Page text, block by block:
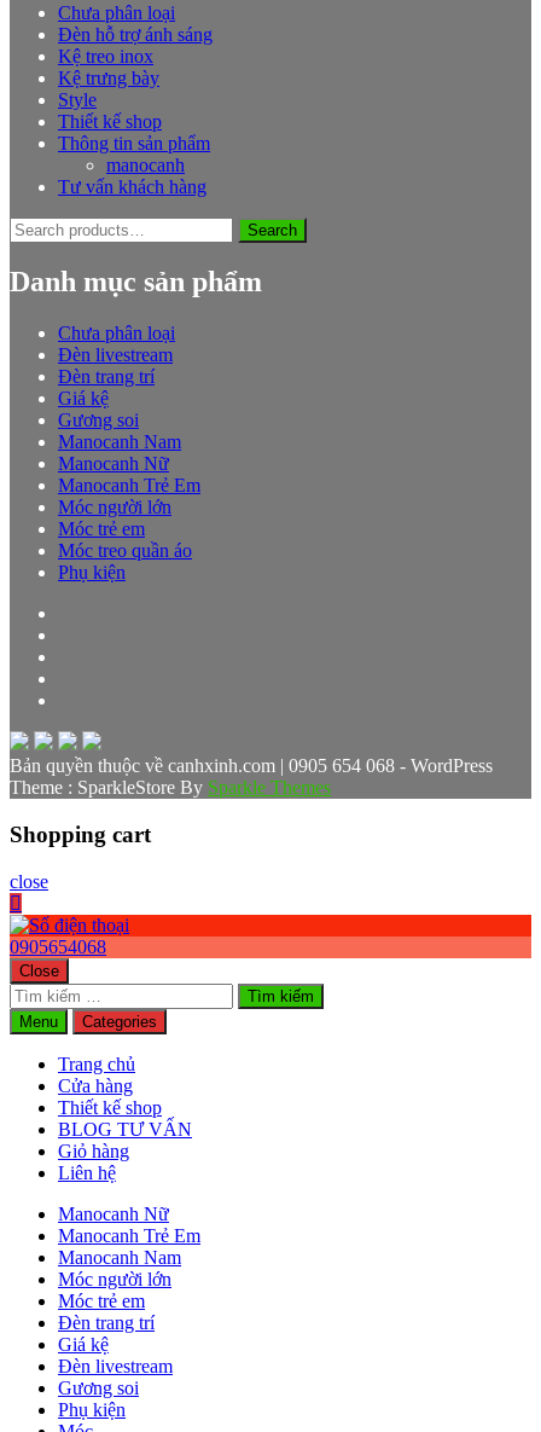
Chưa phân loại
Đèn hỗ trợ ánh sáng
Kệ treo inox
Kệ trưng bày
Style
Thiết kế shop
Thông tin sản phẩm
manocanh
Tư vấn khách hàng
Search
for:
Search
Danh mục sản phẩm
Chưa phân loại
Đèn livestream
Đèn trang trí
Giá kệ
Gương soi
Manocanh Nam
Manocanh Nữ
Manocanh Trẻ Em
Móc người lớn
Móc trẻ em
Móc treo quần áo
Phụ kiện
Bản quyền thuộc về canhxinh.com | 0905 654 068 - WordPress
Theme : SparkleStore By Sparkle Themes
Shopping cart
close
0905654068
Close
Tìm
kiếm
cho:
Menu Categories
Trang chủ
Cửa hàng
Thiết kế shop
BLOG TƯ VẤN
Giỏ hàng
Liên hệ
Manocanh Nữ
Manocanh Trẻ Em
Manocanh Nam
Móc người lớn
Móc trẻ em
Đèn trang trí
Giá kệ
Đèn livestream
Gương soi
Phụ kiện